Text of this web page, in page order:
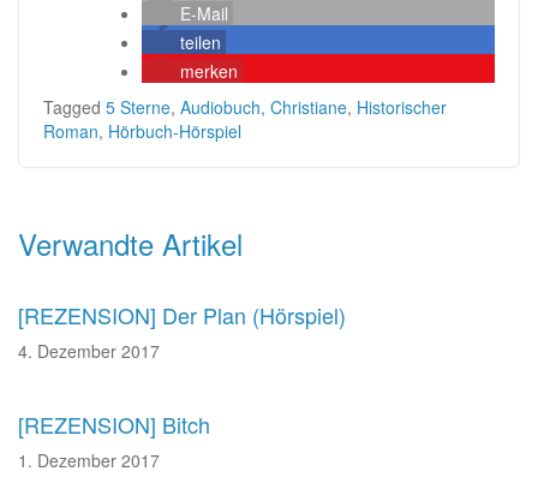
E-Mail
teilen
merken
Tagged 5 Sterne, Audiobuch, Christiane, Historischer
Roman, Hörbuch-Hörspiel
Verwandte Artikel
[REZENSION] Der Plan (Hörspiel)
4. Dezember 2017
[REZENSION] Bitch
1. Dezember 2017
Beitragsnavigation